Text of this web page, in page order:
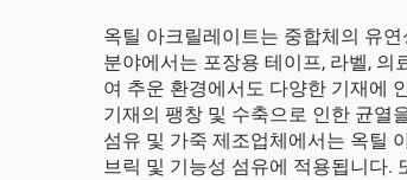
옥틸 아크릴레이트는 중합체의 유
분야에서는 포장용 테이프, 라벨,
여 추운 환경에서도 다양한 기재에
기재의 팽창 및 수축으로 인한 균열
섬유 및 가죽 제조업체에서는 옥틸
브릭 및 기능성 섬유에 적용됩니다.